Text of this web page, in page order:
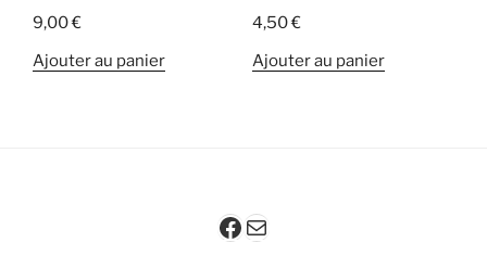
9,00€
Ajouter au panier
4,50€
Ajouter au panier
Facebook
Mail